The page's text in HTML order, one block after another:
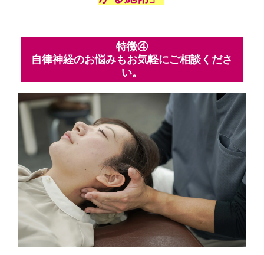
特徴④
自律神経のお悩みもお気軽にご相談くださ
い。